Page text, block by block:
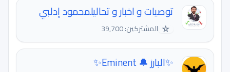
توصيات و اخبار و تحاليلمحمود إدلبي
☆ المشتركين: 39,700
✨البارز 🔔 Eminent✨